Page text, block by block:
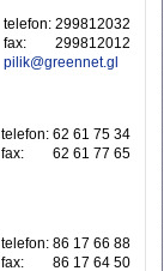
telefon: 299812032
fax:
299812012
pilik@greennet.gl
telefon: 62 61 75 34
fax:
62 61 77 65
telefon: 86 17 66 88
fax:
86 17 64 50